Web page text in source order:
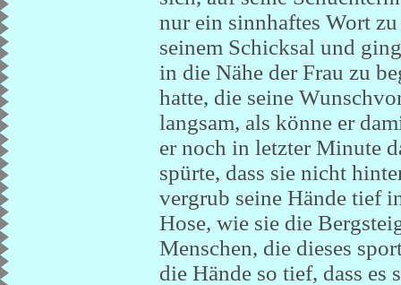
nur ein sinnhaftes Wort
seinem Schicksal und
in die Nähe der Frau zu
hatte, die seine
langsam, als könne er
er noch in letzter Minute
spürte, dass sie nicht
vergrub seine Hände tief
Hose, wie sie die
Menschen, die dieses
die Hände so tief, dass es